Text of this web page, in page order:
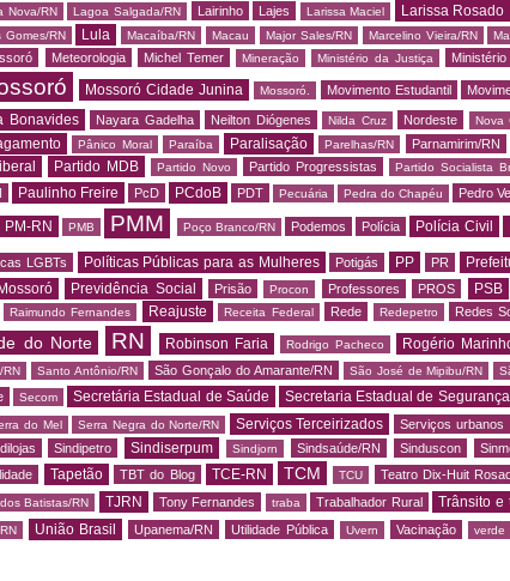
Nova/RN Lagoa Salgada/RN Lairinho Lajes Larissa Maciel Larissa Rosado
Gomes/RN Lula Macaíba/RN Macau Major Sales/RN Marcelino Vieira/RN
Meteorologia Michel Temer Mineração Ministério da Justiça
Mossoró Cidade Junina Mossoró. Movimento Estudantil
Bonavides Nayara Gadelha Neilton Diógenes Nilda Cruz Nordeste Nova
Pânico Moral Paraíba Paralisação Parelhas/RN Parnamirim/RN
Partido MDB Partido Novo Partido Progressistas Partido Socialista
Paulinho Freire PcD PCdoB PDT Pecuária Pedra do Chapéu Pedro
PM-RN PMB PMM Poço Branco/RN Podemos Polícia Polícia Civil
LGBTs Políticas Públicas para as Mulheres Potigás PP PR
Previdência Social Prisão Procon Professores PROS PSB
Raimundo Fernandes Reajuste Receita Federal Rede Redepetro Redes
do Norte RN Robinson Faria Rodrigo Pacheco Rogério
RN Santo Antônio/RN São Gonçalo do Amarante/RN São José de Mipibu/RN
Secom Secretária Estadual de Saúde Secretaria Estadual de Segurança
do Mel Serra Negra do Norte/RN Serviços Terceirizados Serviços urbanos
Sindipetro Sindiserpum Sindjorn Sindsaúde/RN Sinduscon
Tapetão TBT do Blog TCE-RN TCM TCU Teatro Dix-Huit
Batistas/RN TJRN Tony Fernandes traba Trabalhador Rural Trânsito e
União Brasil Upanema/RN Utilidade Pública Uvern Vacinação verde